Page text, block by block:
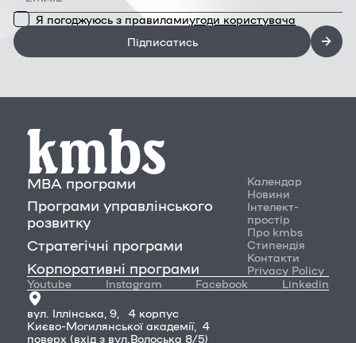
Я погоджуюсь з правиламиугоди користувача
Підписатись
MBA програми
Програми управлінського
розвитку
Стратегічні програми
Корпоративні програми
Календар
Новини
Інтелект-
простір
Про kmbs
Стипендія
Контакти
Privacy Policy
Youtube
Instagram Facebook Linkedin
вул. Іллінська, 9, 4 корпус
Києво-Могилянської академії, 4
поверх (вхід з вул.Волоська 8/5)